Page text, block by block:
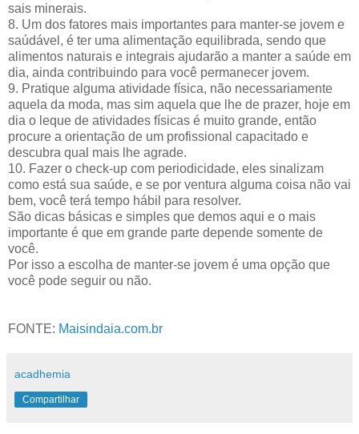
sais minerais.
8. Um dos fatores mais importantes para manter-se jovem e
saúdável, é ter uma alimentação equilibrada, sendo que
alimentos naturais e integrais ajudarão a manter a saúde em
dia, ainda contribuindo para você permanecer jovem.
9. Pratique alguma atividade física, não necessariamente
aquela da moda, mas sim aquela que lhe de prazer, hoje em
dia o leque de atividades físicas é muito grande, então
procure a orientação de um profissional capacitado e
descubra qual mais lhe agrade.
10. Fazer o check-up com periodicidade, eles sinalizam
como está sua saúde, e se por ventura alguma coisa não vai
bem, você terá tempo hábil para resolver.
São dicas básicas e simples que demos aqui e o mais
importante é que em grande parte depende somente de
você.
Por isso a escolha de manter-se jovem é uma opção que
você pode seguir ou não.
FONTE: Maisindaia.com.br
acadhemia
Compartilhar